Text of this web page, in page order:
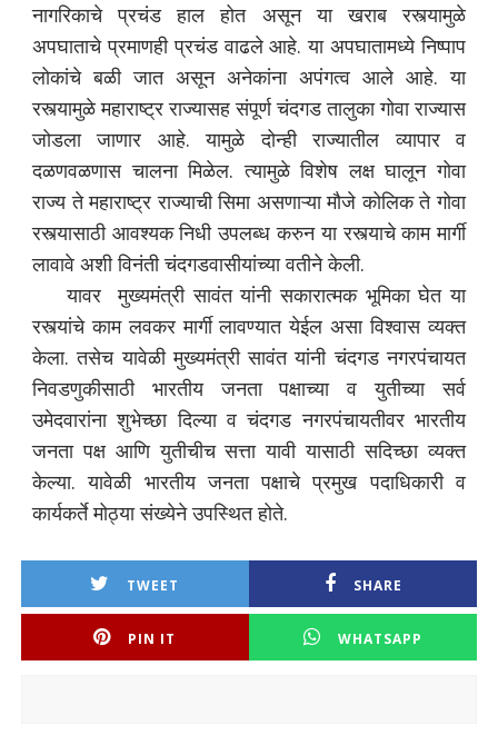
नागरिकाचे प्रचंड हाल होत असून या खराब रस्त्यामुळे
अपघाताचे प्रमाणही प्रचंड वाढले आहे. या अपघातामध्ये निष्पाप
लोकांचे बळी जात असून अनेकांना अपंगत्व आले आहे. या
रस्त्यामुळे महाराष्ट्र राज्यासह संपूर्ण चंदगड तालुका गोवा राज्यास
जोडला जाणार आहे. यामुळे दोन्ही राज्यातील व्यापार व
दळणवळणास चालना मिळेल. त्यामुळे विशेष लक्ष घालून गोवा
राज्य ते महाराष्ट्र राज्याची सिमा असणाऱ्या मौजे कोलिक ते गोवा
रस्त्यासाठी आवश्यक निधी उपलब्ध करुन या रस्त्याचे काम मार्गी
लावावे अशी विनंती चंदगडवासीयांच्या वतीने केली.
यावर मुख्यमंत्रीसावंत यांनीसकारात्मक भूमिका घेत या
रस्त्यांचे काम लवकर मार्गी लावण्यात येईल असा विश्वास व्यक्त
केला. तसेच यावेळी मुख्यमंत्री सावंत यांनी चंदगड नगरपंचायत
निवडणुकीसाठी भारतीय जनता पक्षाच्या व युतीच्या सर्व
उमेदवारांना शुभेच्छा दिल्या व चंदगड नगरपंचायतीवर भारतीय
जनता पक्ष आणि युतीचीच सत्ता यावी यासाठी सदिच्छा व्यक्त
केल्या. यावेळी भारतीय जनता पक्षाचे प्रमुख पदाधिकारी व
कार्यकर्ते मोठ्या संख्येने उपस्थित होते.
TWEET SHARE
PIN IT WHATSAPP